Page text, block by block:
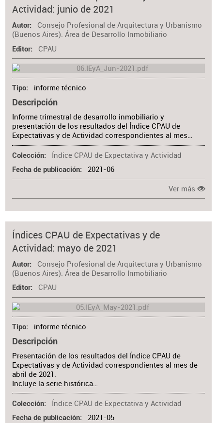
Actividad: junio de 2021
Autor
Consejo Profesional de Arquitectura y Urbanismo
(Buenos Aires). Área de Desarrollo Inmobiliario
Editor CPAU
Tipo informe técnico
Descripción
Informe trimestral de desarrollo inmobiliario y
presentación de los resultados del Índice CPAU de
Expectativas y de Actividad correspondientes al mes…
Colección Índice CPAU de Expectativa y Actividad
Fecha de publicación 2021-06
Ver más
Índices CPAU de Expectativas y de
Actividad: mayo de 2021
Autor
Consejo Profesional de Arquitectura y Urbanismo
(Buenos Aires). Área de Desarrollo Inmobiliario
Editor CPAU
Tipo informe técnico
Descripción
Presentación de los resultados del Índice CPAU de
Expectativas y de Actividad correspondientes al mes de
abril de 2021.
Incluye la serie histórica…
Colección Índice CPAU de Expectativa y Actividad
Fecha de publicación 2021-05